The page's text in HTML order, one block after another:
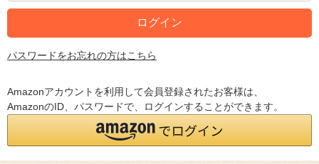
パスワードをお忘れの方はこちら
Amazonアカウントを利用して会員登録されたお客様は、
AmazonのID、パスワードで、ログインすることができます。